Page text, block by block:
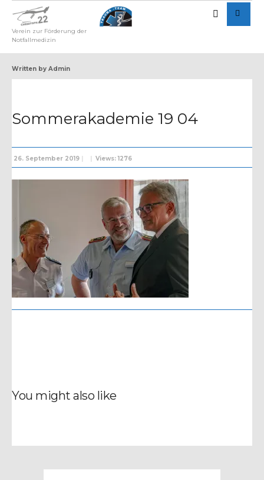
Verein zur Förderung der
Notfallmedizin
Written by Admin
Sommerakademie 19 04
26. September 2019 | | Views: 1276
You might also like